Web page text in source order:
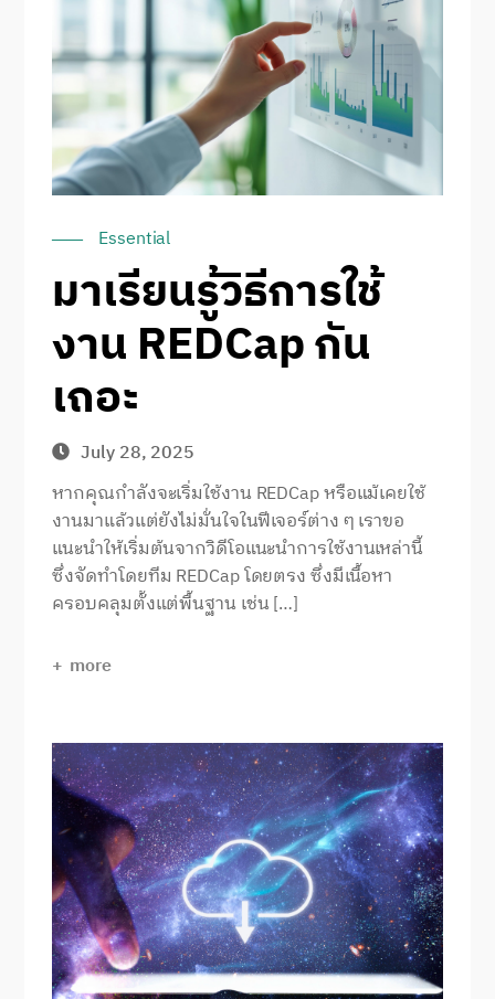
Essential
มาเรียนรู้วิธีการใช้
งาน REDCap กัน
เถอะ
July 28, 2025
หากคุณกำลังจะเริ่มใช้งาน REDCap หรือแม้เคยใช้
งานมาแล้วแต่ยังไม่มั่นใจในฟีเจอร์ต่าง ๆ เราขอ
แนะนำให้เริ่มต้นจากวิดีโอแนะนำการใช้งานเหล่านี้
ซึ่งจัดทำโดยทีม REDCap โดยตรง ซึ่งมีเนื้อหา
ครอบคลุมตั้งแต่พื้นฐาน เช่น […]
more